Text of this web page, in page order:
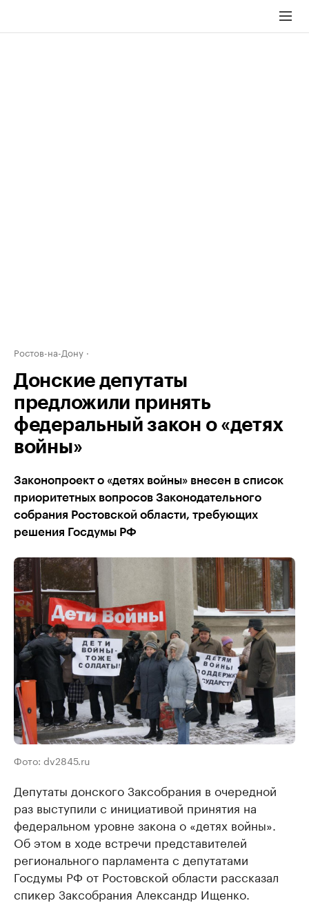
Ростов-на-Дону
Донские депутаты
предложили принять
федеральный закон о «детях
войны»
Законопроект о «детях войны» внесен в список
приоритетных вопросов Законодательного
собрания Ростовской области, требующих
решения Госдумы РФ
Фото: dv2845.ru
Депутаты донского Заксобрания в очередной
раз выступили с инициативой принятия на
федеральном уровне закона о «детях войны».
Об этом в ходе встречи представителей
регионального парламента с депутатами
Госдумы РФ от Ростовской области рассказал
спикер Заксобрания Александр Ищенко.